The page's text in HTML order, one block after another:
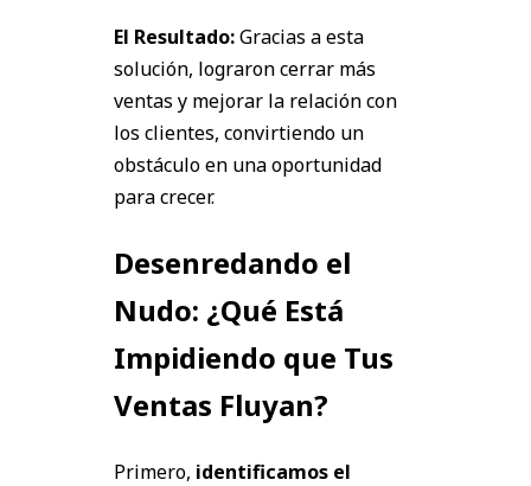
El Resultado:Gracias a esta
solución, lograron cerrar más
ventas y mejorar la relación con
los clientes, convirtiendo un
obstáculo en una oportunidad
para crecer.
Desenredando el
Nudo: ¿Qué Está
Impidiendo que Tus
Ventas Fluyan?
Primero, identificamos el